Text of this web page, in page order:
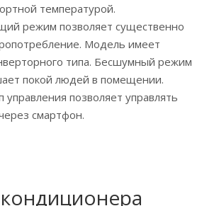
температурой.
режим позволяет существенно
Модель имеет
типа. Бесшумный режим
покой людей в помещении.
позволяет управлять
смартфон.